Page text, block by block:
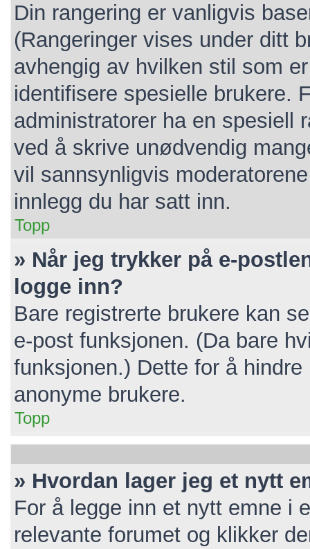
Din rangering er vanligvis
(Rangeringer vises under ditt
avhengig av hvilken stil som
identifisere spesielle brukere.
administratorer ha en spesiell
ved å skrive unødvendig
vil sannsynligvis
innlegg du har satt inn.
Topp
» Når jeg trykker på e-
logge inn?
Bare registrerte brukere kan
e-post funksjonen. (Da bare
funksjonen.) Dette for å
anonyme brukere.
Topp
» Hvordan lager jeg et nytt
For å legge inn et nytt emne i
relevante forumet og klikker